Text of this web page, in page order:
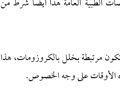
مرتبطة بخلل بالكروزومات، هذا
الأوقات على وجه الخصوص.